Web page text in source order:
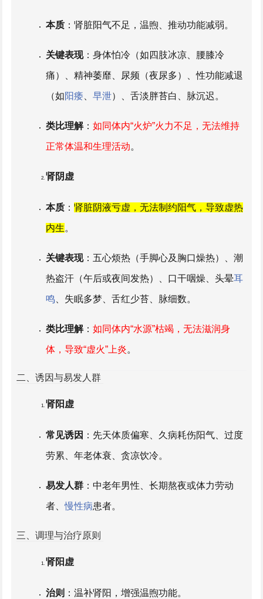
本质：肾脏阳气不足，温煦、推动功能减弱。
关键表现：身体怕冷（如四肢冰凉、腰膝冷
痛）、精神萎靡、尿频（夜尿多）、性功能减退
（如阳痿 早泄）、舌淡胖苔白、脉沉迟。
类比理解： 如同体内“火炉”火力不足，无法维持
正常体温和生理活动。
肾阴虚
本质： 肾脏阴液亏虚，无法制约阳气，导致虚热
内生。
关键表现：五心烦热（手脚心及胸口燥热）、潮
热盗汗（午后或夜间发热）、口干咽燥、头晕耳
鸣 、失眠多梦、舌红少苔、脉细数。
类比理解： 如同体内“水源”枯竭，无法滋润身
体，导致“虚火”上炎。
二、诱因与易发人群
肾阳虚
常见诱因 ：先天体质偏寒、久病耗伤阳气、过度
劳累、年老体衰、贪凉饮冷。
易发人群：中老年男性、长期熬夜或体力劳动
者、慢性病患者。
肾阴虚
常见诱因
情绪焦虑或压力大。
三、调理与治疗原则
肾阳虚
治则 ：温补肾阳，增强温煦功能。